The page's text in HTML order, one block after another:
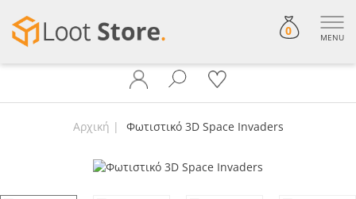
0 MENU
Αρχική Φωτιστικό 3D Space Invaders